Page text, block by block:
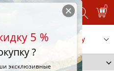
0
Заказать услугу
235/55 R19 101J
5 %
?
эксклюзивные